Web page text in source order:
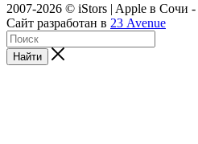
2007-2026 © iStors | Apple в Сочи
Сайт разработан в 23 Avenue
Найти